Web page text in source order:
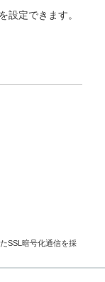
設定できます。
SSL暗号化通信を採